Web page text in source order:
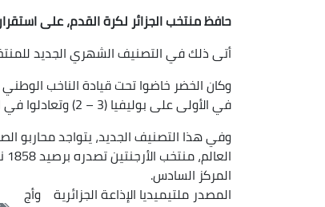
حافظ منتخب الجزائر لكرة القدم، على
أتى ذلك في التصنيف الشهري الجديد
وكان الخضر خاضوا تحت قيادة الناخب
في الأولى على بوليفيا (3 – 2) وتعادلوا في الثانية أمام جنوب افريقيا (3 – 3).
وفي هذا التصنيف الجديد، يتواجد محاربو
المركز السادس.
المصدر ملتيميديا الإذاعة الجزائرية وأج